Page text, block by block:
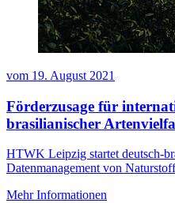
vom 19. August 2021
Förderzusage für
brasilianischer
HTWK Leipzig startet deutsch-
Datenmanagement von
Mehr Informationen